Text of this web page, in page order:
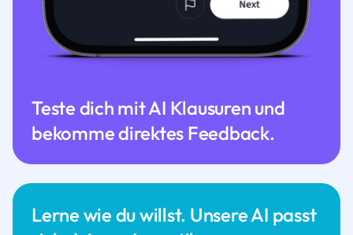
Lerne wie du willst. Unsere AI passt
Teste dich mit AI Klausuren und
bekomme direktes Feedback.